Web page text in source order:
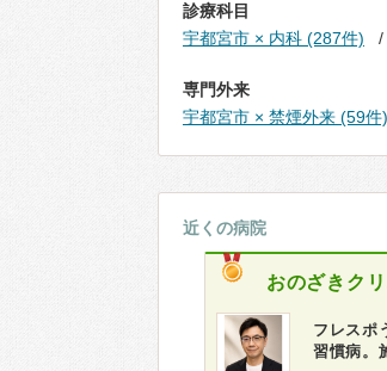
診療科目
宇都宮市 × 内科 (287件)
専門外来
宇都宮市 × 禁煙外来 (59件)
近くの病院
おのざきク
フレスポ
習慣病。